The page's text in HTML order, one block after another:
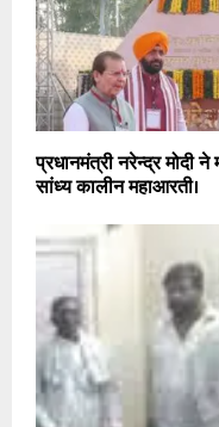
प्रधानमंत्री नरेन्द्र मोदी
सांध्य कालीन महाआरती।